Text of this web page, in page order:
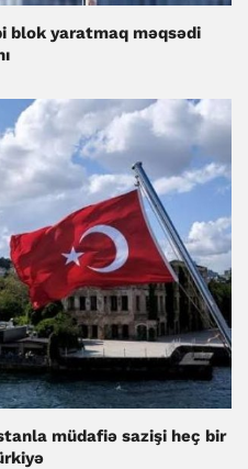
blok yaratmaq məqsədi
müdafiə sazişi heç bir